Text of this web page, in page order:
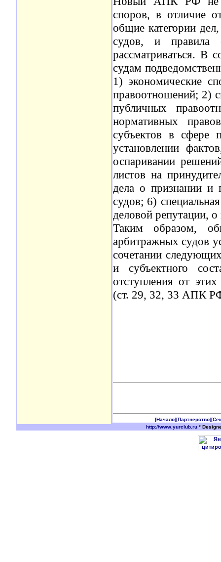
споров, в отличие
общие категории
судов, и правила
рассматриваться.
судам
1) экономические
правоотношений; 2)
публичных
нормативных
субъектов в сфере
установлении
оспаривании
листов на
дела о признании и
судов; 6)
деловой репутации,
Таким образом,
арбитражных судов
сочетании
и субъектного
отступления от
(ст. 29, 32, 33 АПК
[Начало][Партнерство]
http://www.yurclub.ru *